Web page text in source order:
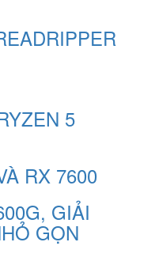
5
RX 7600
GIẢI
GỌN